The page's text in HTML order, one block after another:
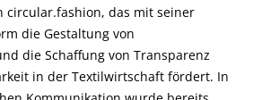
circular.fashion, das mit seiner
die Gestaltung von
die Schaffung von Transparenz
in der Textilwirtschaft fördert. In